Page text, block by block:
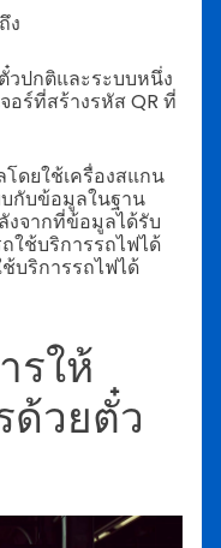
ง
วปกติและระบบหนึ่ง
อร์ที่สร้างรหัส QR ที่
ดยใช้เครื่องสแกน
บกับข้อมูลในฐาน
จากที่ข้อมูลได้รับ
ใช้บริการรถไฟได้
บริการรถไฟได้
รให้
ด้วยตั๋ว